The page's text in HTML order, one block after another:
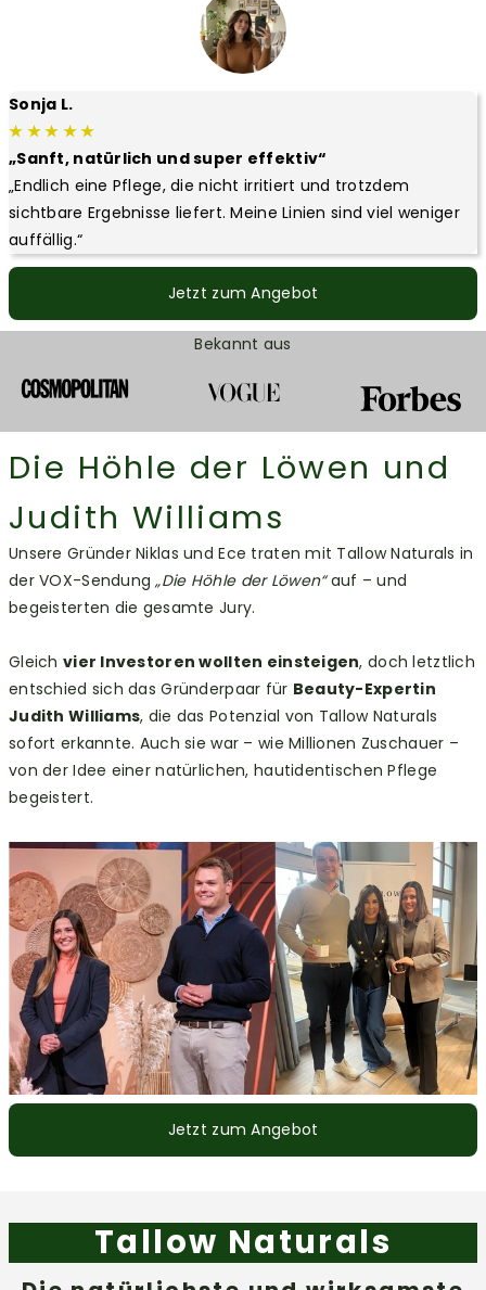
Sonja L.
★ ★ ★ ★ ★
„Sanft, natürlich und super effektiv“
„Endlich eine Pflege, die nicht irritiert und trotzdem
sichtbare Ergebnisse liefert. Meine Linien sind viel weniger
auffällig.“
Jetzt zum Angebot
Bekannt aus
Die Höhle der Löwen und
Judith Williams
Unsere Gründer Niklas und Ece traten mit Tallow Naturals in
der VOX-Sendung„Die Höhle der Löwen“auf – und
begeisterten die gesamte Jury.
Gleich vier Investoren wollten einsteigen, doch letztlich
entschied sich das Gründerpaar für Beauty-Expertin
Judith Williams, die das Potenzial von Tallow Naturals
sofort erkannte. Auch sie war – wie Millionen Zuschauer –
von der Idee einer natürlichen, hautidentischen Pflege
begeistert.
Jetzt zum Angebot
Tallow Naturals